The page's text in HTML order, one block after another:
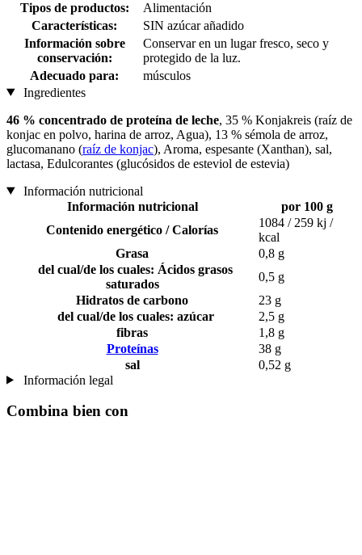
Tipos de productos:
Alimentación
Características:
SIN azúcar añadido
Información sobre
conservación:
Conservar en un lugar fresco, seco y
protegido de la luz.
Adecuado para:
músculos
Ingredientes
46 % concentrado de proteína de leche, 35 % Konjakreis (raíz de
konjac en polvo, harina de arroz, Agua), 13 % sémola de arroz,
glucomanano (raíz de konjac), Aroma, espesante (Xanthan), sal,
lactasa, Edulcorantes (glucósidos de esteviol de estevia)
Información nutricional
Información nutricional
por 100 g
Contenido energético / Calorías
1084 / 259 kj /
kcal
Grasa
0,8 g
del cual/de los cuales: Ácidos grasos
saturados
0,5 g
Hidratos de carbono
23 g
del cual/de los cuales: azúcar
2,5 g
fibras
1,8 g
Proteínas
38 g
sal
0,52 g
Información legal
Combina bien con